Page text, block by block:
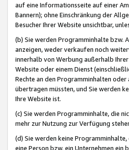
auf eine Informationsseite auf einer
Bannern); ohne Einschränkung der
Besucher Ihrer Website unsichtbar,
(b) Sie werden Programminhalte bzw.
anzeigen, weder verkaufen noch
innerhalb von Werbung außerhalb
Website oder einem Dienst
Rechte an den Programminhalten
übertragen müssten, und Sie werden
Ihre Website ist.
(c) Sie werden Programminhalte, die
mehr zur Nutzung zur Verfügung
(d) Sie werden keine
eine Person bzw. ein Unternehmen